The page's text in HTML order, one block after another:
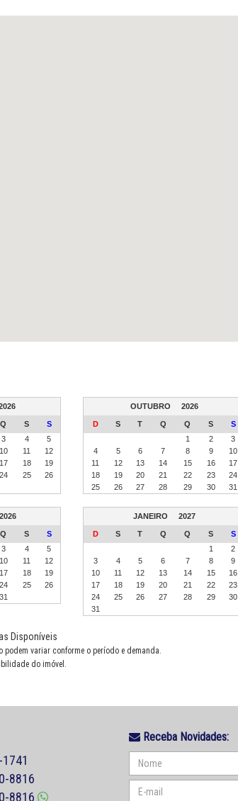
Q S
S
3 4
5
10 11
12
17 18
19
24 25
26
OUTUBRO 2026
D S T Q Q S
S
1
2
3
4
5 6 7 8 9
10
11
12 13 14 15 16
17
18
19 20 21 22 23
24
25
26 27 28 29 30 31
2026
Q S
S
3 4
5
10 11
12
17 18
19
24 25
26
31
JANEIRO 2027
D S T Q Q S
S
1
2
3
4 5 6 7 8
9
10
11 12 13 14 15
16
17
18 19 20 21 22
23
24
25 26 27 28 29
30
31
Disponíveis
variar conforme o período e demanda.
do imóvel.
8816
8816
Receba Novidades: